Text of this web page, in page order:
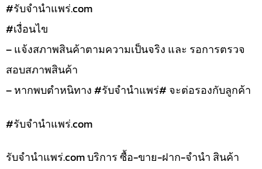
#รับจํานําแพร่.com
#เงื่อนไข
– แจ้งสภาพสินค้าตามความเป็นจริง และ รอการตรวจ
สอบสภาพสินค้า
– หากพบตำหนิทาง #รับจำนำแพร่# จะต่อรองกับลูกค้า
#รับจํานําแพร่.com
รับจํานําแพร่.com บริการ ซื้อ-ขาย-ฝาก-จำนำ สินค้า